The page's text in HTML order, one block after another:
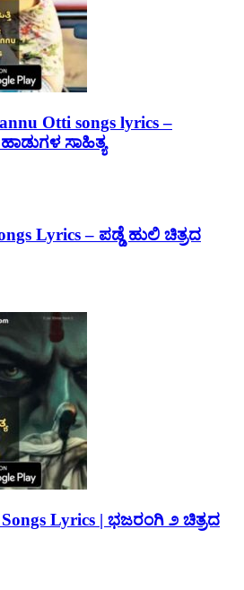
Otti songs lyrics –
ಹಾಡುಗಳ ಸಾಹಿತ್ಯ
Lyrics – ಪಡ್ಡೆ ಹುಲಿ ಚಿತ್ರದ
Lyrics | ಭಜರಂಗಿ ೨ ಚಿತ್ರದ